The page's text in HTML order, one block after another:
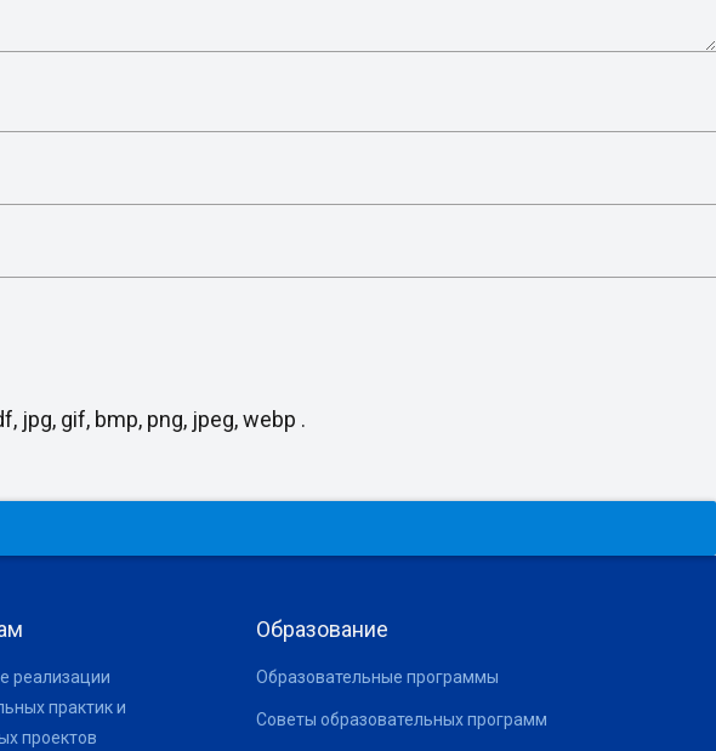
jpg, gif, bmp, png, jpeg, webp .
реализации
практик и
проектов
Образование
Образовательные программы
Советы образовательных программ